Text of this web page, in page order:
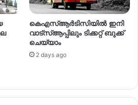
കെഎസ്ആർടിസിയിൽ ഇനി
വാട്സ്ആപ്പിലും ടിക്കറ്റ് ബുക്ക്
ചെയ്യാം
2 days ago